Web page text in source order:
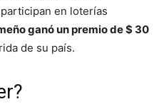
en loterías
ganó un premio de $ 30
de su país.